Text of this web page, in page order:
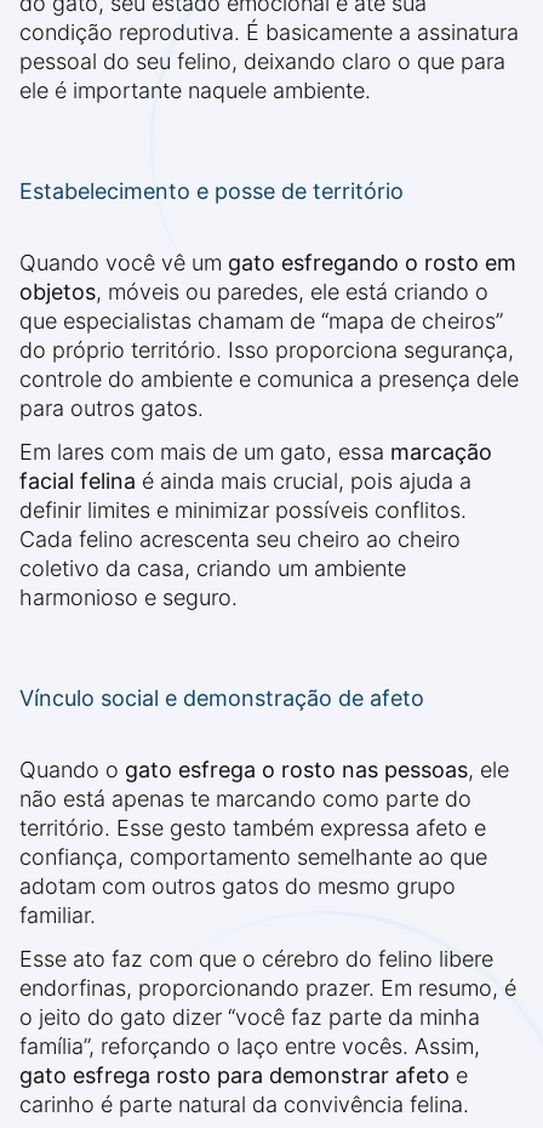
condição reprodutiva. É basicamente a assinatura
pessoal do seu felino, deixando claro o que para
ele é importante naquele ambiente.
Estabelecimento e posse de território
Quando você vê um gato esfregando o rosto em
objetos, móveis ou paredes, ele está criando o
que especialistas chamam de “mapa de cheiros”
do próprio território. Isso proporciona segurança,
controle do ambiente e comunica a presença dele
para outros gatos.
Em lares com mais de um gato, essa marcação
facial felina é ainda mais crucial, pois ajuda a
definir limites e minimizar possíveis conflitos.
Cada felino acrescenta seu cheiro ao cheiro
coletivo da casa, criando um ambiente
harmonioso e seguro.
Vínculo social e demonstração de afeto
Quando o gato esfrega o rosto nas pessoas, ele
não está apenas te marcando como parte do
território. Esse gesto também expressa afeto e
confiança, comportamento semelhante ao que
adotam com outros gatos do mesmo grupo
familiar.
Esse ato faz com que o cérebro do felino libere
endorfinas, proporcionando prazer. Em resumo, é
o jeito do gato dizer “você faz parte da minha
família”, reforçando o laço entre vocês. Assim,
gato esfrega rosto para demonstrar afeto e
carinho é parte natural da convivência felina.